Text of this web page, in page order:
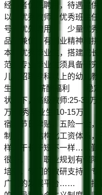
经验者优先聘用，待遇提
以上优秀教师、优秀班主任
号者优先聘用 少量优秀
品学兼优、有创业精神和拼
本科优秀毕业生，搭建成长
范类专业毕业生须具备研
儿园招聘专科以上的幼儿
生。) 薪酬福利 稳定
状态下，高级教师:25-35万;
万;优秀毕业生:10-15万
宿，节日津贴，五险一
制度 结构化工资体系，干
样，干长干短不一样……勤
很多。 职业规划有保障
培养，专门的教研支持，专
广阔的发展平台……